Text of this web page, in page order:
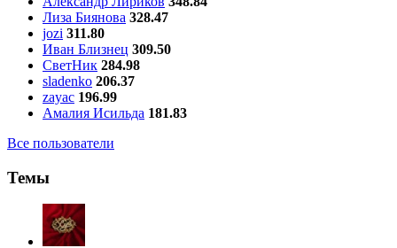
Лиза Биянова 328.47
jozi 311.80
Иван Близнец 309.50
СветНик 284.98
sladenko 206.37
zayac 196.99
Амалия Исильда 181.83
Все пользователи
Темы